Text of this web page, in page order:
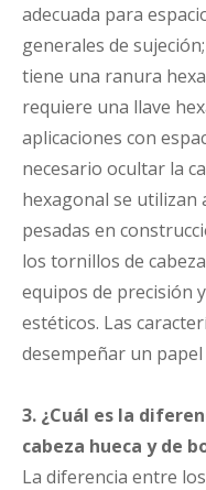
adecuada para
generales de
tiene una ranura
requiere una llave
aplicaciones con
necesario ocultar la
hexagonal se utilizan
pesadas en
los tornillos de
equipos de precisión
estéticos. Las
desempeñar un
3. ¿Cuál es la
cabeza hueca y de
La diferencia entre